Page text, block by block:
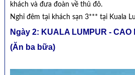
khách và đưa đoàn về thủ đô.
Nghỉ đêm tại khách sạn 3*** tại Kuala
Ngày 2: KUALA LUMPUR - CAO
(Ăn ba bữa)